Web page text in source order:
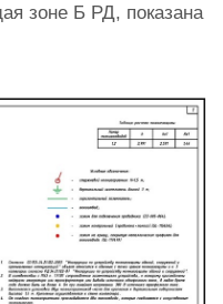
зоне Б РД, показана